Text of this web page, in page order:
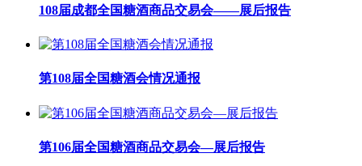
108届成都全国糖酒商品交易会——展后报告
第108届全国糖酒会情况通报
第106届全国糖酒商品交易会—展后报告